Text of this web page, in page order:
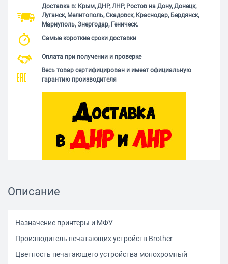
Доставка в: Крым, ДНР, ЛНР, Ростов на Дону, Донецк,
Луганск, Мелитополь, Скадовск, Краснодар, Бердянск,
Мариуполь, Энергодар, Геническ.
Самые короткие сроки доставки
Оплата при получении и проверке
Весь товар сертифицирован и имеет официальную
гарантию производителя
Описание
Назначение принтеры и МФУ
Производитель печатающих устройств Brother
Цветность печатающего устройства монохромный